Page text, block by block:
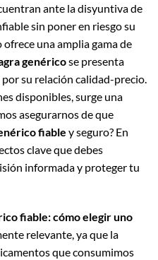
ante la disyuntiva de
sin poner en riesgo su
una amplia gama de
genéricose presenta
su relación calidad-precio.
disponibles, surge una
asegurarnos de que
fiable y seguro? En
clave que debes
informada y proteger tu
fiable: cómo elegir uno
relevante, ya que la
que consumimos